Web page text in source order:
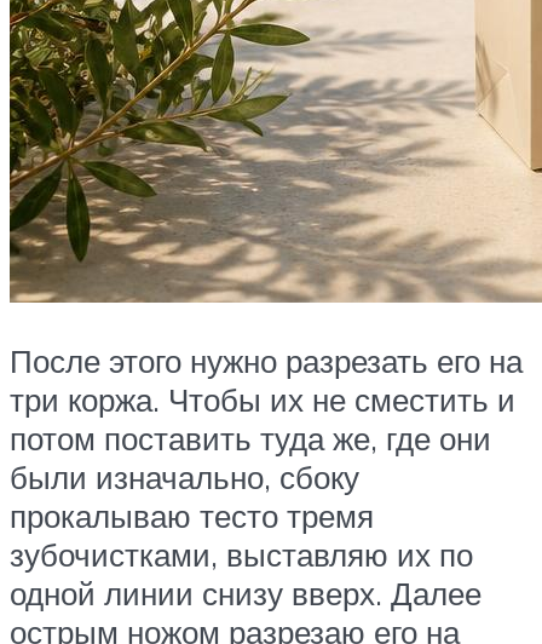
После этого нужно разрезать его на
три коржа. Чтобы их не сместить и
потом поставить туда же, где они
были изначально, сбоку
прокалываю тесто тремя
зубочистками, выставляю их по
одной линии снизу вверх. Далее
острым ножом разрезаю его на